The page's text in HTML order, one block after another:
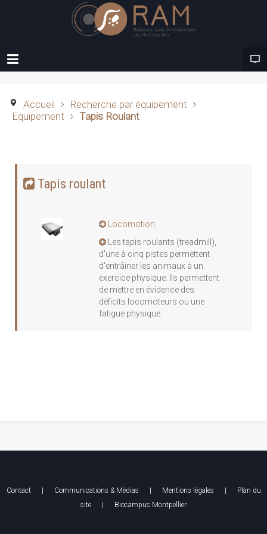
Accueil
Recherche par équipement
Equipement
Tapis Roulant
Tapis roulant
Locomotion.
Les tapis roulants (treadmill),
d'une à cinq pistes permettent
d'entrâiner les animaux à un
exercice physique. Ils permettent
de mettre en évidence des
déficits locomoteurs ou une
fatigue physique.
Contact| Communications & Médias | Mentions légales | Plan du
site | Biocampus Montpellier